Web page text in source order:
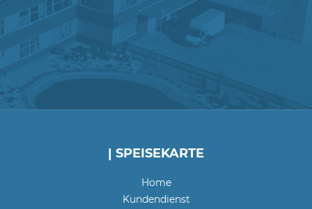
| SPEISEKARTE
Home
Kundendienst